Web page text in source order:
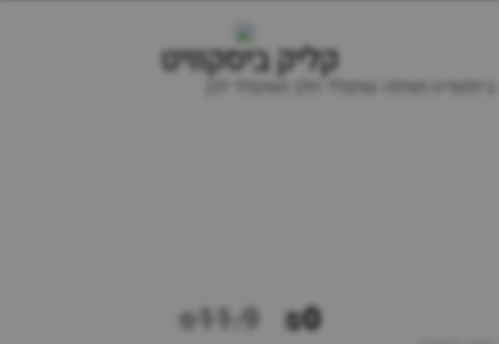
קליק ביסקוויט
ביסקוויט מצופה שוקולד חלב ושוקולד לבן
₪0
₪11.9